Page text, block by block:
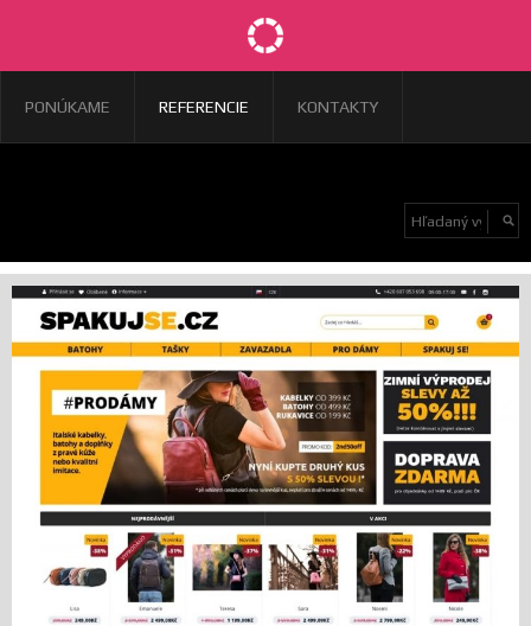
PONÚKAME REFERENCIE KONTAKTY